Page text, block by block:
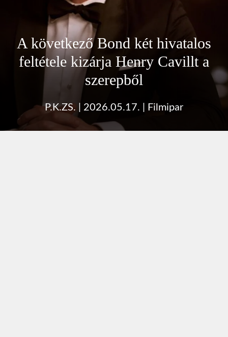
A következő Bond két hivatalos
feltétele kizárja Henry Cavillt a
szerepből
P.K.ZS. 2026.05.17. Filmipar